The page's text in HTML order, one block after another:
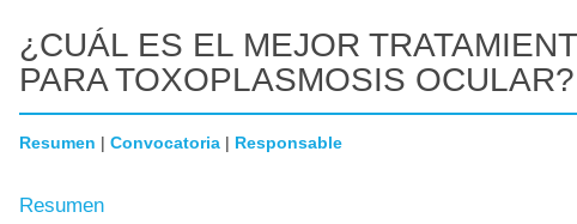
¿CUÁL ES EL MEJOR
PARA TOXOPLASMOSIS OCULAR?
Resumen | Convocatoria | Responsable
Resumen